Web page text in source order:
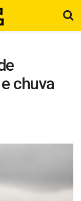
chuva